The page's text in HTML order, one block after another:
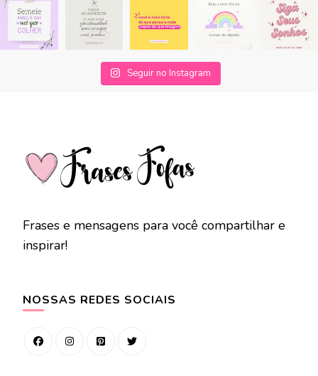
Seguir no Instagram
Frases e mensagens para você compartilhar e
inspirar!
NOSSAS REDES SOCIAIS